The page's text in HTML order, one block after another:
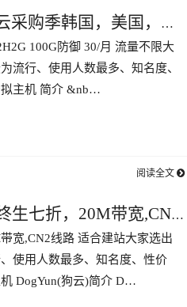
采购季韩国，美国，台
高防大带宽222月付
100G防御 30/月 流量不限大
流行、使用人数最多、知名度、
拟主机 简介 &nb…
阅读全文
生七折，20M带宽,CN2
宽,CN2线路 适合建站大家选出
使用人数最多、知名度、性价
DogYun(狗云)简介 D…